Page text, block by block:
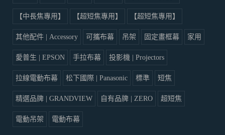
【中長焦專用】 【超短焦專用】 【超短焦專用】
其他配件 | Accessory 可攜布幕 吊架 固定畫框幕 家用
愛普生 | EPSON 手拉布幕 投影機 | Projectors
拉線電動布幕 松下國際 | Panasonic 標準 短焦
精選品牌 | GRANDVIEW 自有品牌 | ZERO 超短焦
電動吊架 電動布幕